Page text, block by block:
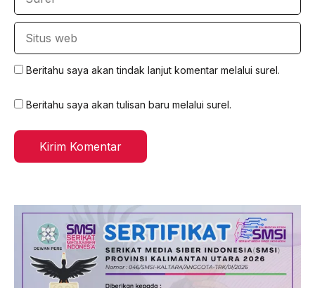
Beritahu saya akan tindak lanjut komentar melalui surel.
Beritahu saya akan tulisan baru melalui surel.